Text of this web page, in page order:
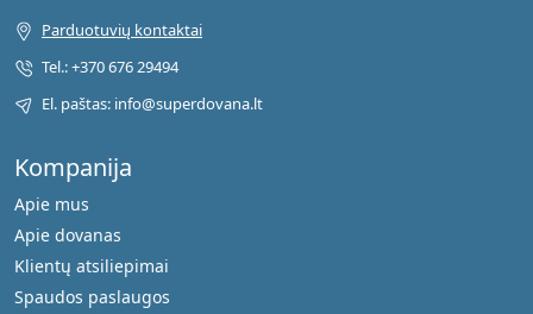
Kompanija
Apie mus
Apie dovanas
Klientų atsiliepimai
Spaudos paslaugos
Parduotuvių kontaktai
Tel.: +370 676 29494
El. paštas: info@superdovana.lt